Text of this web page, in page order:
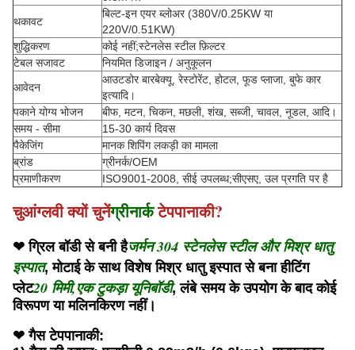
थकावट
बिल्ट-इन एयर ब्लोअर (380V/0.25KW या
220V/0.51KW)
शुद्धिकरण
कोई नहीं;स्टेनलेस स्टील फ़िल्टर
टेबल सजावट
नियमित डिजाइन / अनुकूलन
आवेदन
आउटडोर बारबेक्यू, रेस्टोरेंट, होटल, फूड प्लाजा, बुफे कार
इत्यादि।
पकाने योग्य भोजन
बीफ, मटन, चिकन, मछली, शंख, सब्जी, चावल, नूडल, आदि।
समय - सीमा
15-30 कार्य दिवस
पैकेजिंग
मानक शिपिंग लकड़ी का मामला
ब्रांड
ग्रीनर्क/OEM
प्रमाणीकरण
ISO9001-2008, सीई उपलब्ध;सीएसए, उल प्रगति पर है
चुआंग्लवी क्यों चुनेंग्रीनार्कटेपपानाकी?
❤ ग्रिल बॉडी से बनी हैजर्मन 304 स्टेनलेस स्टील और मिश्र धातु
इस्पात, मोटाई के साथ विशेष मिश्र धातु इस्पात से बना हीटिंग
प्लेट20 मिमी,एक टुकड़ा यूनिबॉडी, लंबे समय के उपयोग के बाद कोई
विरूपण या मलिनकिरण नहीं।
❤ गैस टेपपानाकी: